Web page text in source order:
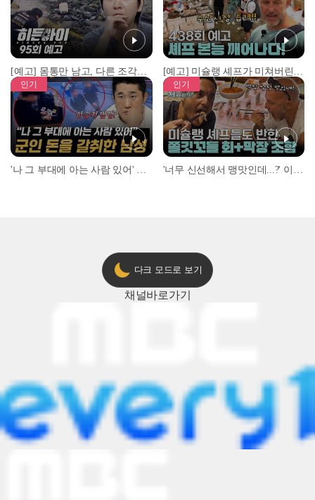
[예고] 몸통만 남고, 다른 조각은 어디에..? 시화호에서 드러난 충격적인 토막 살인사건! [예고] 미슐랭 셰프가 미쳐버린 이유! 본능이 깨어난 사건은?
인기 인기
다크 모드로 보기
채널바로가기